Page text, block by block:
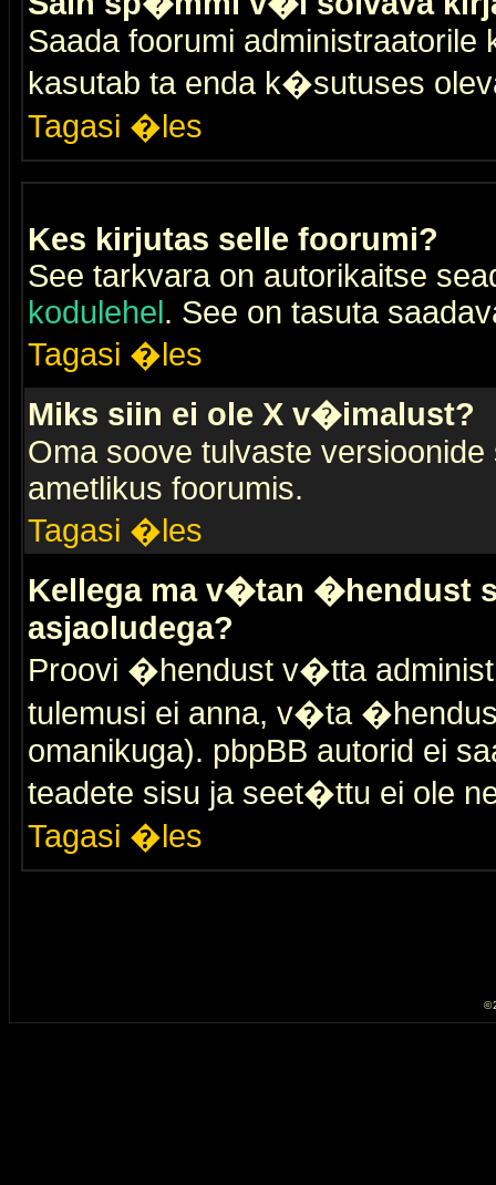
Saada foorumi
kasutab ta enda k�sutuses
Tagasi �les
Kes kirjutas selle foorumi?
See tarkvara on autorikaitse
kodulehel. See on tasuta
Tagasi �les
Miks siin ei ole X v�imalust?
Oma soove tulvaste
ametlikus foorumis.
Tagasi �les
Kellega ma v�tan �hendust
asjaoludega?
Proovi �hendust v�tta
tulemusi ei anna, v�ta
omanikuga). pbpBB autorid ei
teadete sisu ja seet�ttu ei ole
Tagasi �les
©